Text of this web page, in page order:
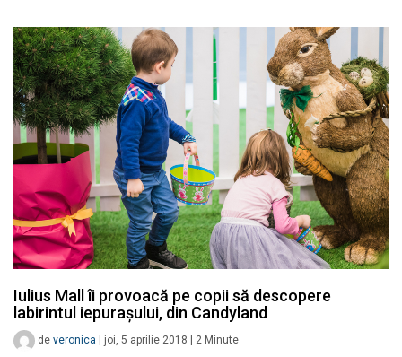
Iulius Mall îi provoacă pe copii să descopere
labirintul iepurașului, din Candyland
de veronica joi, 5 aprilie 2018 2 Minute